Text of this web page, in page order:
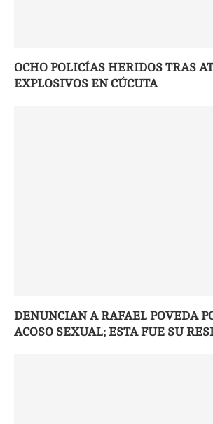
OCHO POLICÍAS HERIDOS TRAS
EXPLOSIVOS EN CÚCUTA
DENUNCIAN A RAFAEL POVEDA
ACOSO SEXUAL; ESTA FUE SU